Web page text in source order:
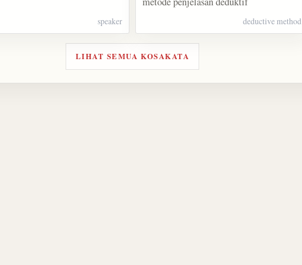
speaker deductive method
LIHAT SEMUA KOSAKATA